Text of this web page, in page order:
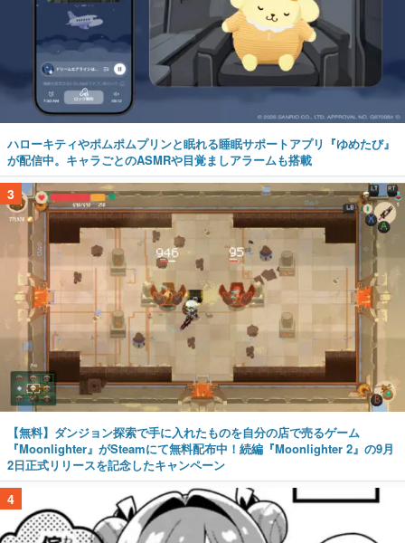
ハローキティやポムポムプリンと眠れる睡眠サポートアプリ『ゆめたび』
が配信中。キャラごとのASMRや目覚ましアラームも搭載
3
【無料】ダンジョン探索で手に入れたものを自分の店で売るゲーム
『Moonlighter』がSteamにて無料配布中！続編『Moonlighter 2』の9月
2日正式リリースを記念したキャンペーン
4